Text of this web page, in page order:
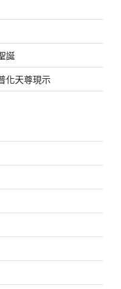
誕
化天尊現示